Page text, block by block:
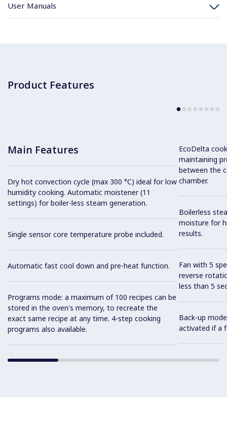
User Manuals
Product Features
Main Features
Dry hot convection cycle (max 300 °C) ideal for low
humidity cooking. Automatic moistener (11
settings) for boiler-less steam generation.
Single sensor core temperature probe included.
Automatic fast cool down and pre-heat function.
Programs mode: a maximum of 100 recipes can be
stored in the oven's memory, to recreate the
exact same recipe at any time. 4-step cooking
programs also available.
EcoDelta
maintaining
between the
chamber.
Boilerless
moisture for
results.
Fan with 5
reverse
less than 5
Back-up
activated if a